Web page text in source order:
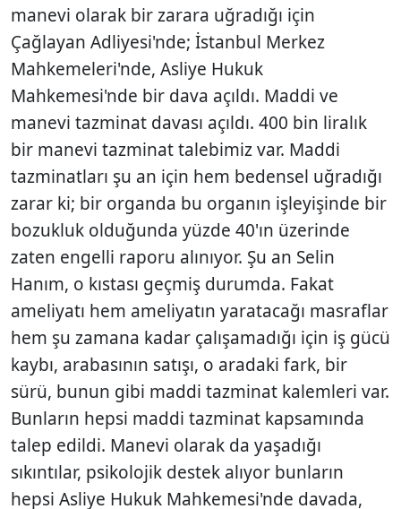
manevi olarak bir zarara uğradığı için
Çağlayan Adliyesi'nde; İstanbul Merkez
Mahkemeleri'nde, Asliye Hukuk
Mahkemesi'nde bir dava açıldı. Maddi ve
manevi tazminat davası açıldı. 400 bin liralık
bir manevi tazminat talebimiz var. Maddi
tazminatları şu an için hem bedensel uğradığı
zarar ki; bir organda bu organın işleyişinde bir
bozukluk olduğunda yüzde 40'ın üzerinde
zaten engelli raporu alınıyor. Şu an Selin
Hanım, o kıstası geçmiş durumda. Fakat
ameliyatı hem ameliyatın yaratacağı masraflar
hem şu zamana kadar çalışamadığı için iş gücü
kaybı, arabasının satışı, o aradaki fark, bir
sürü, bunun gibi maddi tazminat kalemleri var.
Bunların hepsi maddi tazminat kapsamında
talep edildi. Manevi olarak da yaşadığı
sıkıntılar, psikolojik destek alıyor bunların
hepsi Asliye Hukuk Mahkemesi'nde davada,